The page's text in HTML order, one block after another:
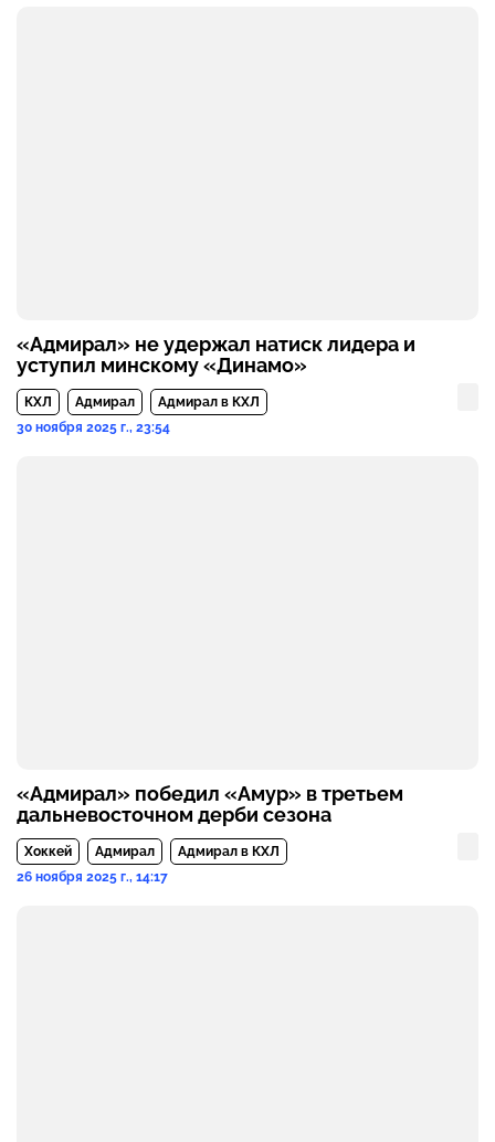
«Адмирал» не удержал натиск лидера и
уступил минскому «Динамо»
КХЛ Адмирал
Адмирал в КХЛ
30 ноября 2025 г., 23:54
«Адмирал» победил «Амур» в третьем
дальневосточном дерби сезона
Хоккей Адмирал
Адмирал в КХЛ
26 ноября 2025 г., 14:17